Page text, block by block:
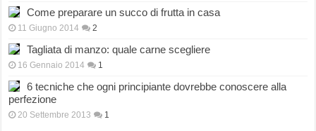
Come preparare un succo di frutta in casa
11 Giugno 2014 2
Tagliata di manzo: quale carne scegliere
16 Gennaio 2014 1
6 tecniche che ogni principiante dovrebbe conoscere alla
perfezione
20 Settembre 2013 1